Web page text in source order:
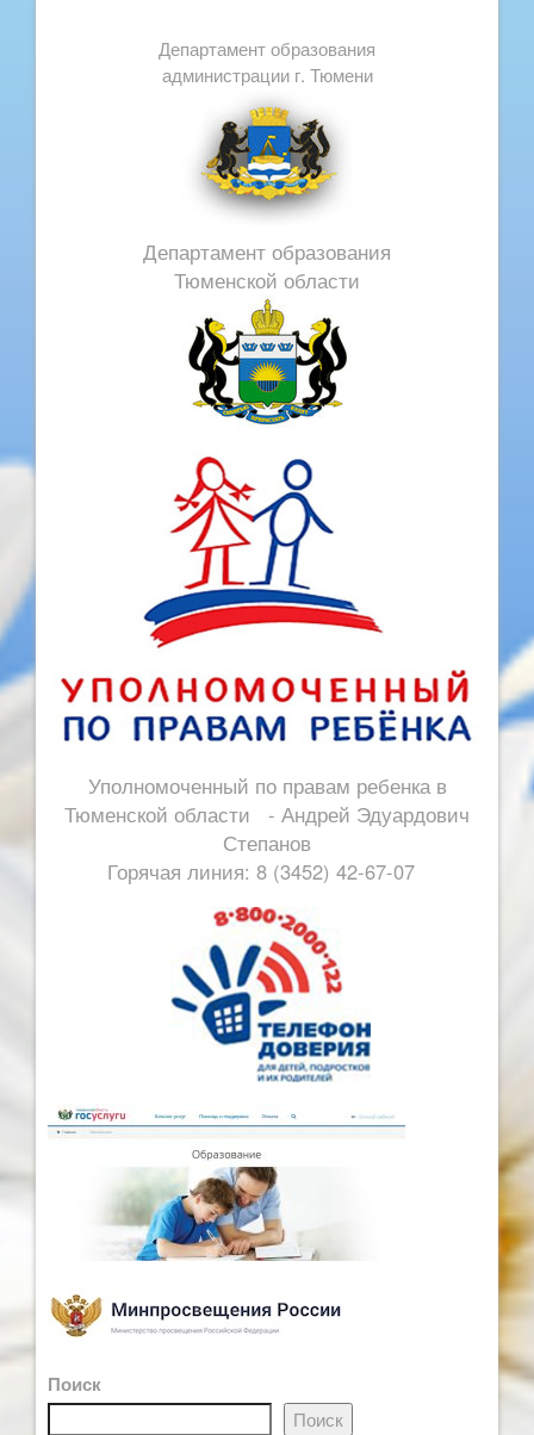
Департамент образования
администрации г. Тюмени
Департамент образования
Тюменской области
Уполномоченный по правам ребенка в
Тюменской области - Андрей Эдуардович
Степанов
Горячая линия: 8 (3452) 42-67-07
Поиск
Поиск